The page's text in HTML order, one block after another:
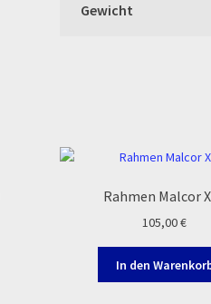
Gewicht
Rahmen Malcor
105,00€
In den